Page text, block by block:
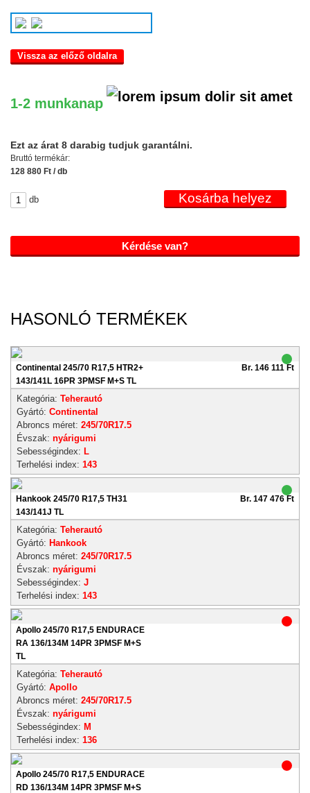
Vissza az előző oldalra
1-2 munkanap
Ezt az árat 8 darabig tudjuk garantálni.
Bruttó termékár:
128 880 Ft / db
db
Kérdése van?
HASONLÓ TERMÉKEK
Continental 245/70 R17,5 HTR2+
143/141L 16PR 3PMSF M+S TL
Br. 146 111 Ft
Kategória: Teherautó
Gyártó: Continental
Abroncs méret: 245/70R17.5
Évszak: nyárigumi
Sebességindex: L
Terhelési index: 143
Hankook 245/70 R17,5 TH31
143/141J TL
Br. 147 476 Ft
Kategória: Teherautó
Gyártó: Hankook
Abroncs méret: 245/70R17.5
Évszak: nyárigumi
Sebességindex: J
Terhelési index: 143
Apollo 245/70 R17,5 ENDURACE
RA 136/134M 14PR 3PMSF M+S
TL
Kategória: Teherautó
Gyártó: Apollo
Abroncs méret: 245/70R17.5
Évszak: nyárigumi
Sebességindex: M
Terhelési index: 136
Apollo 245/70 R17,5 ENDURACE
RD 136/134M 14PR 3PMSF M+S